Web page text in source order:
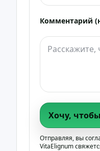
Комментарий
Хочу,
Отправляя, вы
VitaElignum